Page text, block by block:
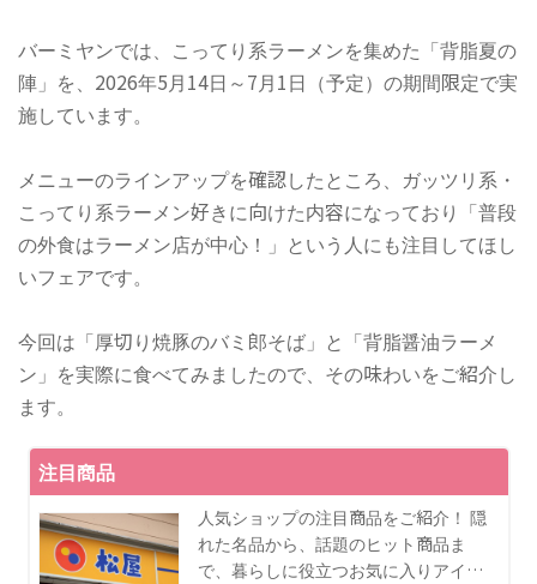
バーミヤンでは、こってり系ラーメンを集めた「背脂夏の
陣」を、2026年5月14日～7月1日（予定）の期間限定で実
施しています。
メニューのラインアップを確認したところ、ガッツリ系・
こってり系ラーメン好きに向けた内容になっており「普段
の外食はラーメン店が中心！」という人にも注目してほし
いフェアです。
今回は「厚切り焼豚のバミ郎そば」と「背脂醤油ラーメ
ン」を実際に食べてみましたので、その味わいをご紹介し
ます。
注目商品
人気ショップの注目商品をご紹介！ 隠
れた名品から、話題のヒット商品ま
で、暮らしに役立つお気に入りアイ…